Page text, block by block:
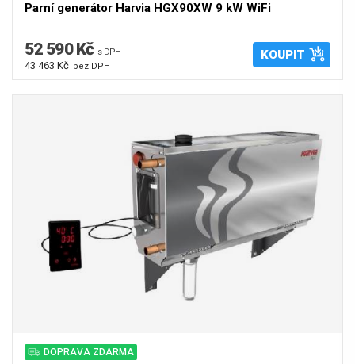
Parní generátor Harvia HGX90XW 9 kW WiFi
52 590 Kč s DPH
43 463 Kč bez DPH
KOUPIT
DOPRAVA ZDARMA